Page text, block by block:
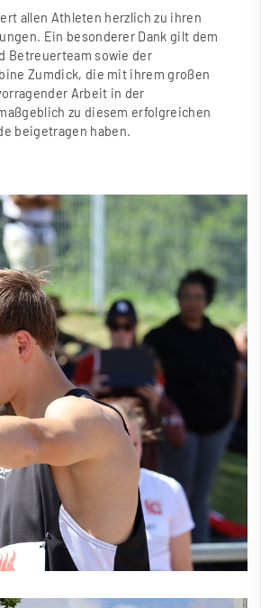
allen Athleten herzlich zu ihren
Ein besonderer Dank gilt dem
Betreuerteam sowie der
Zumdick, die mit ihrem großen
Arbeit in der
ßgeblich zu diesem erfolgreichen
beigetragen haben.